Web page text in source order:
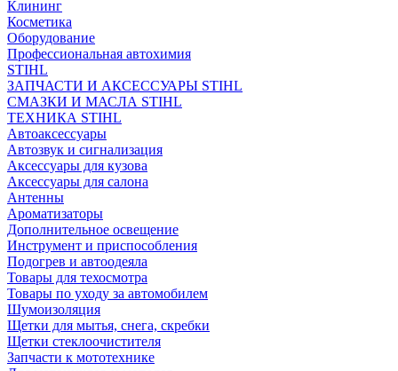
Клининг
Косметика
Оборудование
Профессиональная автохимия
STIHL
ЗАПЧАСТИ И АКСЕССУАРЫ STIHL
СМАЗКИ И МАСЛА STIHL
ТЕХНИКА STIHL
Автоаксессуары
Автозвук и сигнализация
Аксессуары для кузова
Аксессуары для салона
Антенны
Ароматизаторы
Дополнительное освещение
Инструмент и приспособления
Подогрев и автоодеяла
Товары для техосмотра
Товары по уходу за автомобилем
Шумоизоляция
Щетки для мытья, снега, скребки
Щетки стеклоочистителя
Запчасти к мототехнике